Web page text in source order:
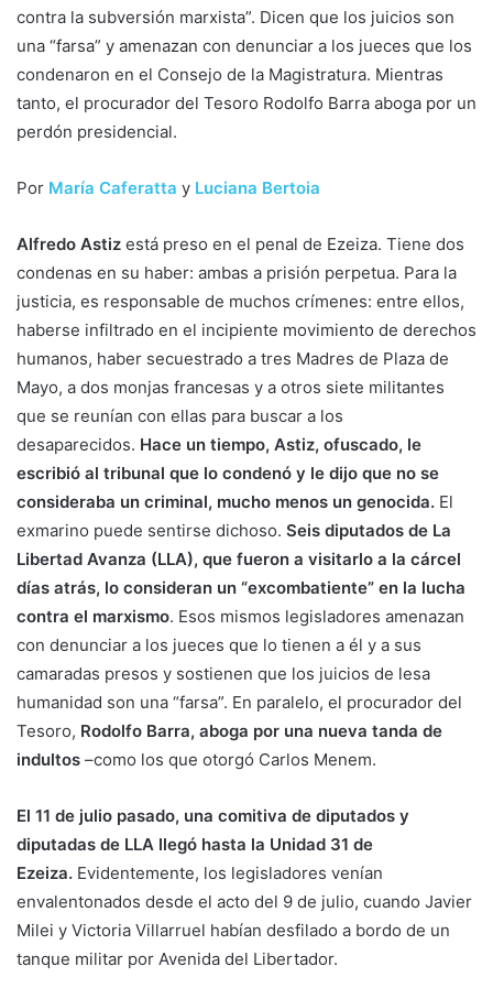
contra la subversión marxista”. Dicen que los juicios son
una “farsa” y amenazan con denunciar a los jueces que los
condenaron en el Consejo de la Magistratura. Mientras
tanto, el procurador del Tesoro Rodolfo Barra aboga por un
perdón presidencial.
Por María Caferatta y Luciana Bertoia
Alfredo Astiz está preso en el penal de Ezeiza. Tiene dos
condenas en su haber: ambas a prisión perpetua. Para la
justicia, es responsable de muchos crímenes: entre ellos,
haberse infiltrado en el incipiente movimiento de derechos
humanos, haber secuestrado a tres Madres de Plaza de
Mayo, a dos monjas francesas y a otros siete militantes
que se reunían con ellas para buscar a los
desaparecidos. Hace un tiempo, Astiz, ofuscado, le
escribió al tribunal que lo condenó y le dijo que no se
consideraba un criminal, mucho menos un genocida. El
exmarino puede sentirse dichoso. Seis diputados de La
Libertad Avanza (LLA), que fueron a visitarlo a la cárcel
días atrás, lo consideran un “excombatiente” en la lucha
contra el marxismo. Esos mismos legisladores amenazan
con denunciar a los jueces que lo tienen a él y a sus
camaradas presos y sostienen que los juicios de lesa
humanidad son una “farsa”. En paralelo, el procurador del
Tesoro, Rodolfo Barra, aboga por una nueva tanda de
indultos –como los que otorgó Carlos Menem.
El 11 de julio pasado, una comitiva de diputados y
diputadas de LLA llegó hasta la Unidad 31 de
Ezeiza. Evidentemente, los legisladores venían
envalentonados desde el acto del 9 de julio, cuando Javier
Milei y Victoria Villarruel habían desfilado a bordo de un
tanque militar por Avenida del Libertador.